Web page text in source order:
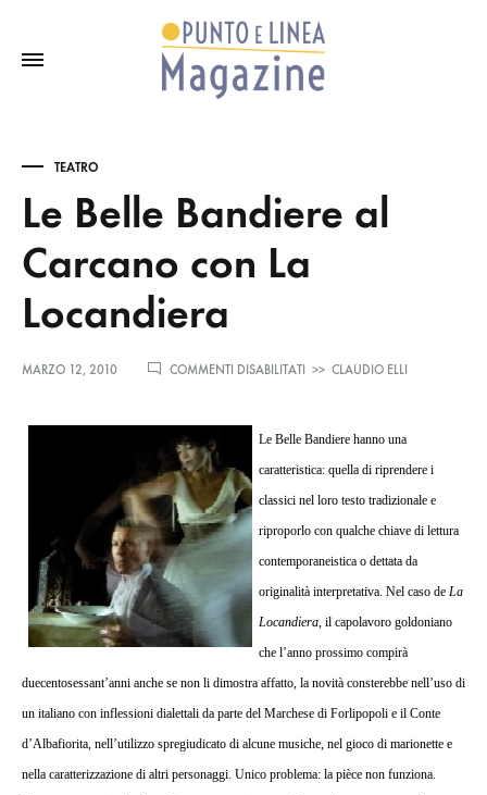
TEATRO
Le Belle Bandiere al
Carcano con La
Locandiera
MARZO 12, 2010 COMMENTI DISABILITATI
SU
AL
CARCANO
LA
LOCANDIERA
>> CLAUDIO ELLI
Le Belle Bandiere hanno una
caratteristica: quella di riprendere i
classici nel loro testo tradizionale e
riproporlo con qualche chiave di lettura
contemporaneistica o dettata da
originalità interpretativa. Nel caso de La
Locandiera, il capolavoro goldoniano
che l’anno prossimo compirà
duecentosessant’anni anche se non li dimostra affatto, la novità consterebbe nell’uso di
un italiano con inflessioni dialettali da parte del Marchese di Forlipopoli e il Conte
d’Albafiorita, nell’utilizzo spregiudicato di alcune musiche, nel gioco di marionette e
nella caratterizzazione di altri personaggi. Unico problema: la pièce non funziona.